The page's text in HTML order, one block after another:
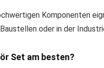
Komponenten
oder in der
Set am besten?